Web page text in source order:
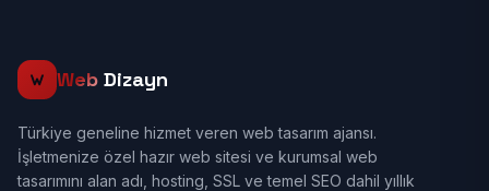
Web Dizayn
Türkiye geneline hizmet veren web tasarım ajansı.
İşletmenize özel hazır web sitesi ve kurumsal web
tasarımını alan adı, hosting, SSL ve temel SEO dahil yıllık